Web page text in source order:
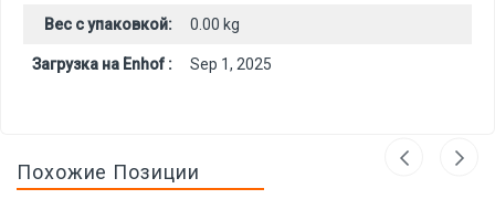
Вес с упаковкой: 0.00 kg
Загрузка на Enhof : Sep 1, 2025
Похожие Позиции